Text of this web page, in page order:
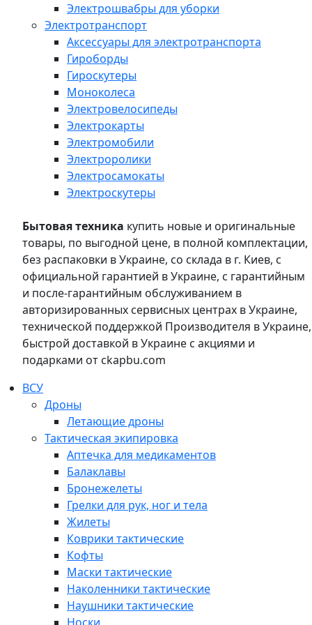
Электрошвабры для уборки
Электротранспорт
Аксессуары для электротранспорта
Гироборды
Гироскутеры
Моноколеса
Электровелосипеды
Электрокарты
Электромобили
Электроролики
Электросамокаты
Электроскутеры
Бытовая техника купить новые и оригинальные
товары, по выгодной цене, в полной комплектации,
без распаковки в Украине, со склада в г. Киев, с
официальной гарантией в Украине, с гарантийным
и после-гарантийным обслуживанием в
авторизированных сервисных центрах в Украине,
технической поддержкой Производителя в Украине,
быстрой доставкой в Украине с акциями и
подарками от ckapbu.com
ВСУ
Дроны
Летающие дроны
Тактическая экипировка
Аптечка для медикаментов
Балаклавы
Бронежелеты
Грелки для рук, ног и тела
Жилеты
Коврики тактические
Кофты
Маски тактические
Наколенники тактические
Наушники тактические